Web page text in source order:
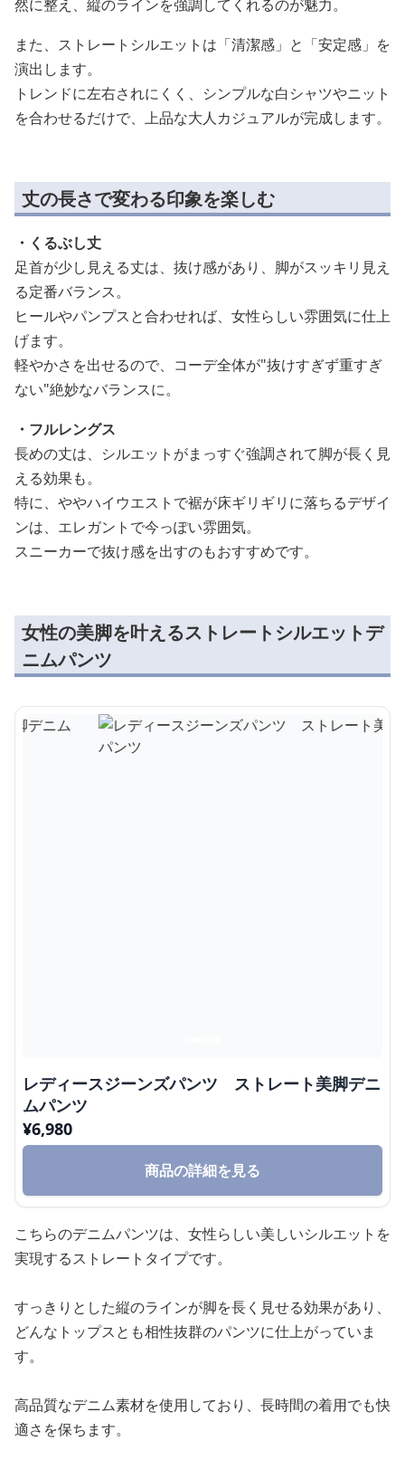
然に整え、縦のラインを強調してくれるのが魅力。
また、ストレートシルエットは「清潔感」と「安定感」を
演出します。
トレンドに左右されにくく、シンプルな白シャツやニット
を合わせるだけで、上品な大人カジュアルが完成します。
丈の長さで変わる印象を楽しむ
・くるぶし丈
足首が少し見える丈は、抜け感があり、脚がスッキリ見え
る定番バランス。
ヒールやパンプスと合わせれば、女性らしい雰囲気に仕上
げます。
軽やかさを出せるので、コーデ全体が"抜けすぎず重すぎ
ない"絶妙なバランスに。
・フルレングス
長めの丈は、シルエットがまっすぐ強調されて脚が長く見
える効果も。
特に、ややハイウエストで裾が床ギリギリに落ちるデザイ
ンは、エレガントで今っぽい雰囲気。
スニーカーで抜け感を出すのもおすすめです。
女性の美脚を叶えるストレートシルエットデ
ニムパンツ
レディースジーンズパンツ ストレート美脚デニ
ムパンツ
¥6,980
商品の詳細を見る
こちらのデニムパンツは、女性らしい美しいシルエットを
実現するストレートタイプです。
すっきりとした縦のラインが脚を長く見せる効果があり、
どんなトップスとも相性抜群のパンツに仕上がっていま
す。
高品質なデニム素材を使用しており、長時間の着用でも快
適さを保ちます。